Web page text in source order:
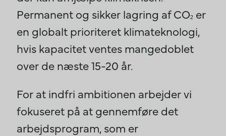
Permanent og sikker lagring af CO2 er
en globalt prioriteret klimateknologi,
hvis kapacitet ventes mangedoblet
over de næste 15-20 år.
For at indfri ambitionen arbejder vi
fokuseret på at gennemføre det
arbejdsprogram, som er